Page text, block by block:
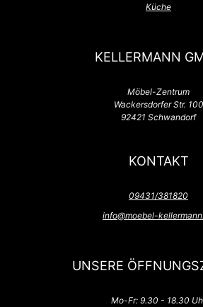
Küche
KELLERMANN
Möbel-Zentrum
Wackersdorfer Str. 100
92421 Schwandorf
KONTAKT
09431/381820
info@moebel-
UNSERE
Mo-Fr: 9.30 - 18.30